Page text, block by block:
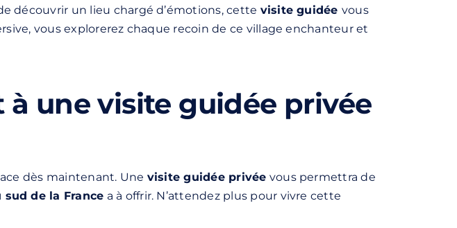
découvrir un lieu chargé d’émotions, cette visite guidée vous
vous explorerez chaque recoin de ce village enchanteur et
une visite guidée privée
dès maintenant. Une visite guidée privée vous permettra de
de la France a à offrir. N’attendez plus pour vivre cette